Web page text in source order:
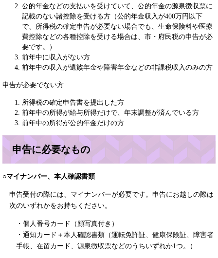
公的年金などの支払いを受けていて、公的年金の源泉徴収票に
記載のない諸控除を受ける方（公的年金収入が400万円以下
で、所得税の確定申告が必要ない場合でも、生命保険料や医療
費控除などの各種控除を受ける場合は、市・府民税の申告が必
要です。）
前年中に収入がない方
前年中の収入が遺族年金や障害年金などの非課税収入のみの方
申告が必要でない方
所得税の確定申告書を提出した方
前年中の所得が給与所得だけで、年末調整が済んでいる方
前年中の所得が公的年金だけの方
申告に必要なもの
○マイナンバー、本人確認書類
申告受付の際には、マイナンバーが必要です。申告にお越しの際は
次のいずれかをお持ちください。
・個人番号カード（顔写真付き）
・通知カード＋本人確認書類（運転免許証、健康保険証、障害者
手帳、在留カード、源泉徴収票などのうちいずれか1つ。）